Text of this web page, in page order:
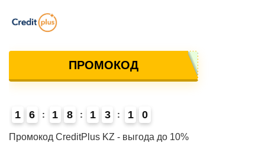
ПРОМОКОД
1
4
6 1 8 1 3 0
1 9
0
Промокод CreditPlus KZ - выгода до 10%